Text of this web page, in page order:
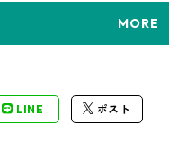
Gallery』、会社の特徴を
を比較検討しやすい形で
MORE
LINE ポスト